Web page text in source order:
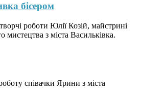
бісером
роботи Юлії Козій, майстрині
мистецтва з міста Васильківка.
співачки Ярини з міста